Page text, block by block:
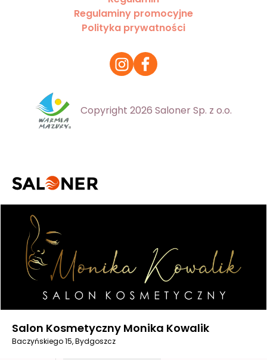
Regulaminy promocyjne
Polityka prywatności
Copyright 2026 Saloner Sp. z o.o.
Salon Kosmetyczny Monika Kowalik
Baczyńskiego 15, Bydgoszcz